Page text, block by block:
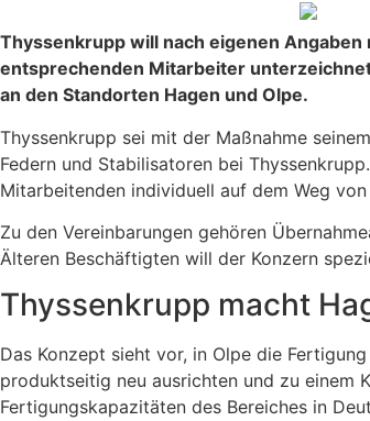
Thyssenkrupp will nach eigenen
entsprechenden Mitarbeiter
an den Standorten Hagen und Olpe.
Thyssenkrupp sei mit der Maßnahme
Federn und Stabilisatoren bei
Mitarbeitenden individuell auf dem Weg
Zu den Vereinbarungen gehören
Älteren Beschäftigten will der Konzern
Thyssenkrupp macht
Das Konzept sieht vor, in Olpe die
produktseitig neu ausrichten und zu einem
Fertigungskapazitäten des Bereiches in